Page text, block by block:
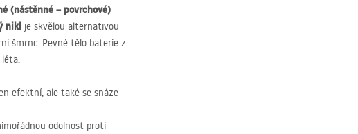
(nástěnné – povrchové)
nikl je skvělou alternativou
šmrnc. Pevné tělo baterie z
léta.
efektní, ale také se snáze
odolnost proti